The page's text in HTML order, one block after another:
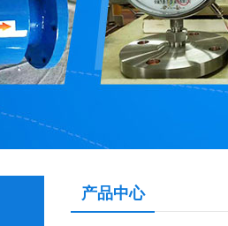
产品中心